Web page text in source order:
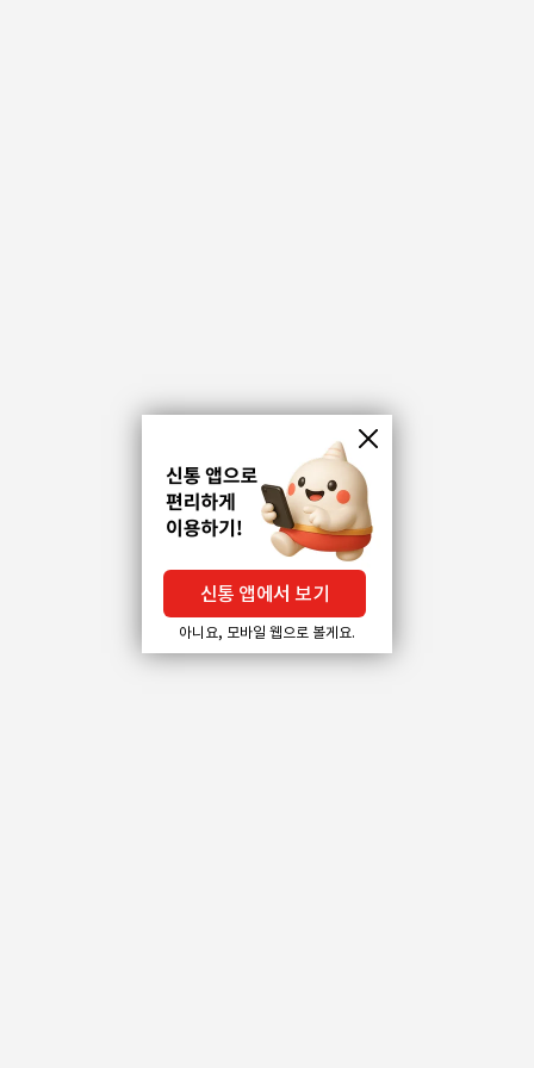
신통 앱에서 보기
아니요, 모바일 웹으로 볼게요.